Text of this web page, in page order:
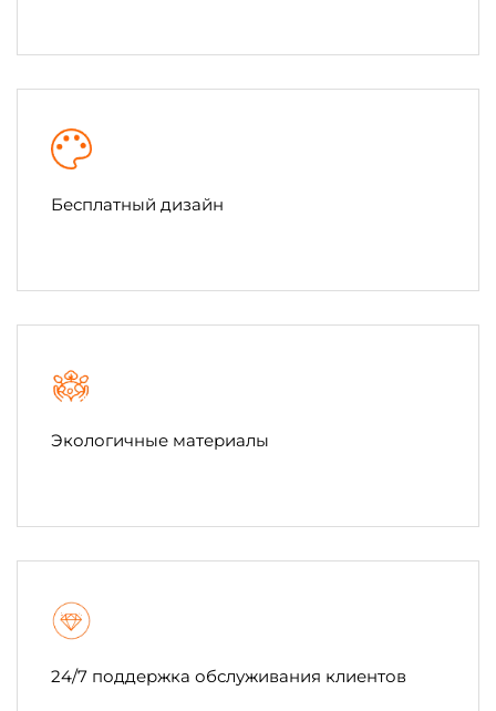
Бесплатный дизайн
Экологичные материалы
24/7 поддержка обслуживания клиентов